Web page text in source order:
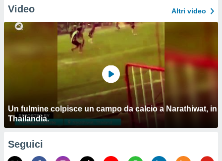
Video Altri video
Un fulmine colpisce un campo da calcio a Narathiwat, in
Thailandia.
Seguici